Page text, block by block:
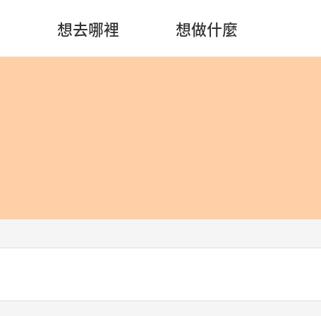
想去哪裡 想做什麼